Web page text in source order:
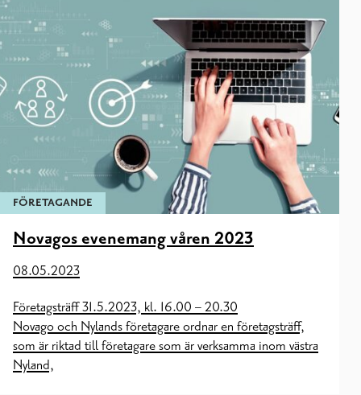
FÖRETAGANDE
Novagos evenemang våren 2023
08.05.2023
Företagsträff 31.5.2023, kl. 16.00 – 20.30
Novago och Nylands företagare ordnar en företagsträff,
som är riktad till företagare som är verksamma inom västra
Nyland,